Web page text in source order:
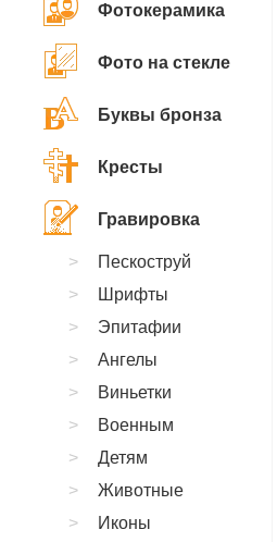
Фотокерамика
Фото на стекле
Буквы бронза
Кресты
Гравировка
Пескоструй
Шрифты
Эпитафии
Ангелы
Виньетки
Военным
Детям
Животные
Иконы